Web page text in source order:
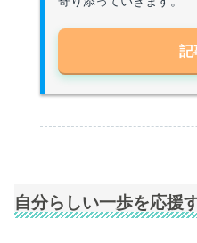
自分らしい一歩を応援